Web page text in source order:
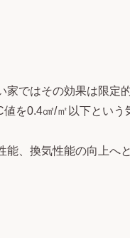
家ではその効果は限定
を0.4㎠/㎡以下という
能、換気性能の向上へ